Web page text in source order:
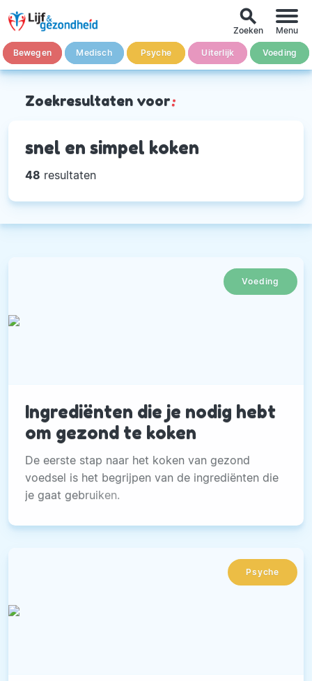
Bewegen Medisch Psyche Uiterlijk Voeding
search
Zoeken Menu
Zoekresultaten voor:
snel en simpel koken
48 resultaten
Voeding
Ingrediënten die je nodig hebt
om gezond te koken
De eerste stap naar het koken van gezond
voedsel is het begrijpen van de ingrediënten die
je gaat gebruiken.
Psyche